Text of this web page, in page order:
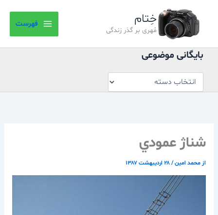
خِتام
مُهری بر گذر زندگی
فهرست
بایگانی موضوعی
موضوعی
شناژ عمودي
از محمد امین/۲۸ اردیبهشت ۱۳۸۷